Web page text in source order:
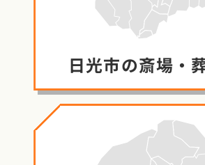
日光市の斎場・